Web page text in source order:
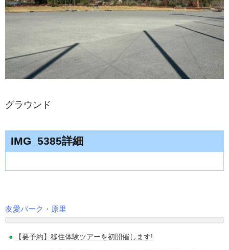
グラウンド
IMG_5385詳細
投
稿
友愛パーク・原里
【要予約】移住体験ツアーを初開催します!